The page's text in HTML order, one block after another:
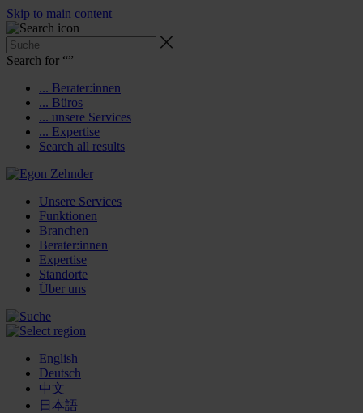
Skip to main content
Search for “”
... Berater:innen
... Büros
... unsere Services
... Expertise
Search all results
Unsere Services
Funktionen
Branchen
Berater:innen
Expertise
Standorte
Über uns
English
Deutsch
中文
日本語